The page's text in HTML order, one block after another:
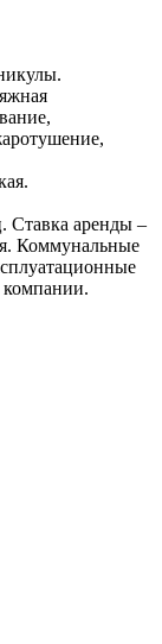
Ставка аренды –
Коммунальные
компании.